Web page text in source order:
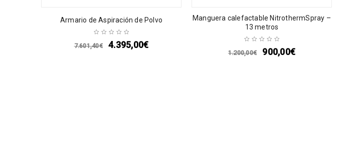
Armario de Aspiración de Polvo
7.601,40€ 4.395,00€
Manguera calefactable NitrothermSpray –
13 metros
1.200,00€ 900,00€